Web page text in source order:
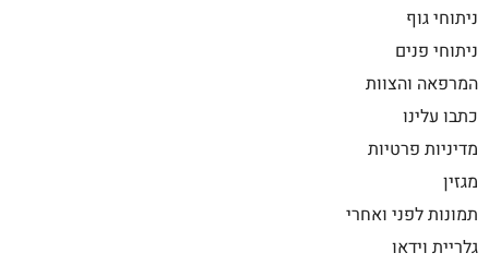
ניתוחי גוף
ניתוחי פנים
המרפאה והצוות
כתבו עלינו
מדיניות פרטיות
מגזין
תמונות לפני ואחרי
גלריית וידאו